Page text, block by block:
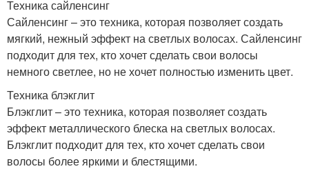
Техника сайленсинг
Сайленсинг – это техника, которая позволяет создать
мягкий, нежный эффект на светлых волосах. Сайленсинг
подходит для тех, кто хочет сделать свои волосы
немного светлее, но не хочет полностью изменить цвет.
Техника блэкглит
Блэкглит – это техника, которая позволяет создать
эффект металлического блеска на светлых волосах.
Блэкглит подходит для тех, кто хочет сделать свои
волосы более яркими и блестящими.